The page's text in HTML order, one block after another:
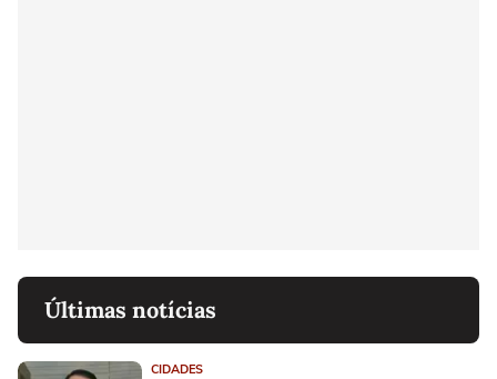
Últimas notícias
CIDADES